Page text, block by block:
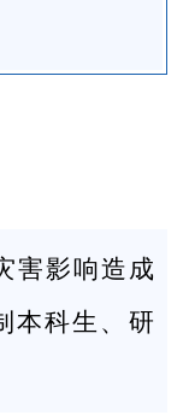
害影响造成
本科生、研